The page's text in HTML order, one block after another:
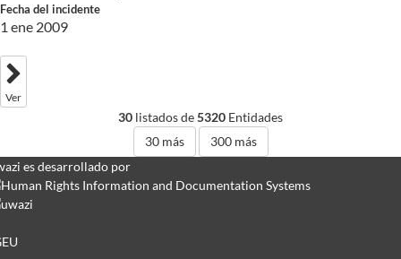
Fecha del incidente
1 ene 2009
Ver
30 listados de5320 Entidades
30 más 300 más
es desarrollado por